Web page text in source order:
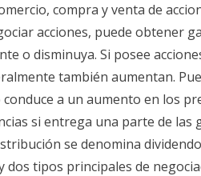
compra y venta de
acciones, puede obtener
o disminuya. Si posee
también aumentan.
a un aumento en los
si entrega una parte de las
se denomina
tipos principales de